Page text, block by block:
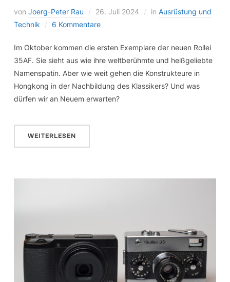
von Joerg-Peter Rau 26. Juli 2024 in Ausrüstung und
Technik
6 Kommentare
Im Oktober kommen die ersten Exemplare der neuen Rollei
35AF. Sie sieht aus wie ihre weltberühmte und heißgeliebte
Namenspatin. Aber wie weit gehen die Konstrukteure in
Hongkong in der Nachbildung des Klassikers? Und was
dürfen wir an Neuem erwarten?
WEITERLESEN